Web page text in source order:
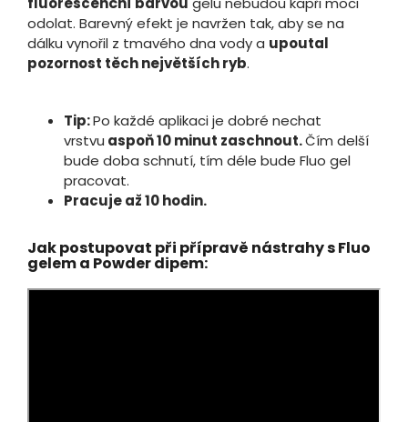
odolat. Barevný efekt je navržen tak, aby se na
dálku vynořil z tmavého dna vody a upoutal
pozornost těch největších ryb.
Tip:Po každé aplikaci je dobré nechat
vrstvu aspoň 10 minut zaschnout.Čím delší
bude doba schnutí, tím déle bude Fluo gel
pracovat.
Pracuje až 10 hodin.
Jak postupovat při přípravě nástrahy s Fluo
gelem a Powder dipem: